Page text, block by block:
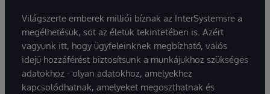
Világszerte emberek milliói bíznak az InterSystemsre a
megélhetésük, sőt az életük tekintetében is. Azért
vagyunk itt, hogy ügyfeleinknek megbízható, valós
idejű hozzáférést biztosítsunk a munkájukhoz szükséges
adatokhoz - olyan adatokhoz, amelyekhez
kapcsolódhatnak, amelyeket megoszthatnak és